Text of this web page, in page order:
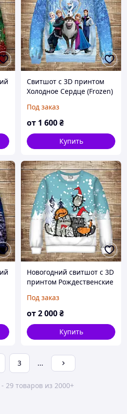
Свитшот с 3D принтом
Холодное Сердце (Frozen)
детские размеры Все
размеры Премиум ткань
Под заказ
от 1 600₴
Купить
Новогодний свитшот с 3D
принтом Рождественские
Взрослые и детские
размеры
Под заказ
от2 000₴
Купить
3 ...
29 товаров из 2000+